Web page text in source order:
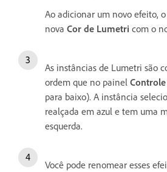
Ao adicionar um novo efeito,
nova Cor de Lumetri com o
As instâncias de Lumetri são
ordem que no painel
para baixo). A instância
realçada em azul e tem uma
esquerda.
Você pode renomear esses